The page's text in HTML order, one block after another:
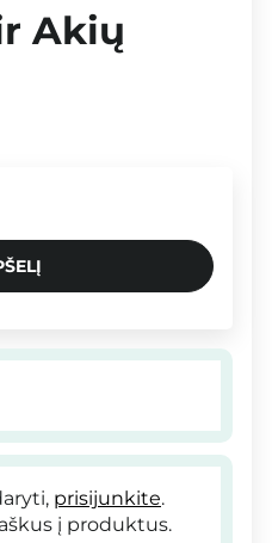
Akių
prisijunkite.
į produktus.